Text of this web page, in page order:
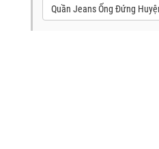
Quần Jeans Ống Đứng